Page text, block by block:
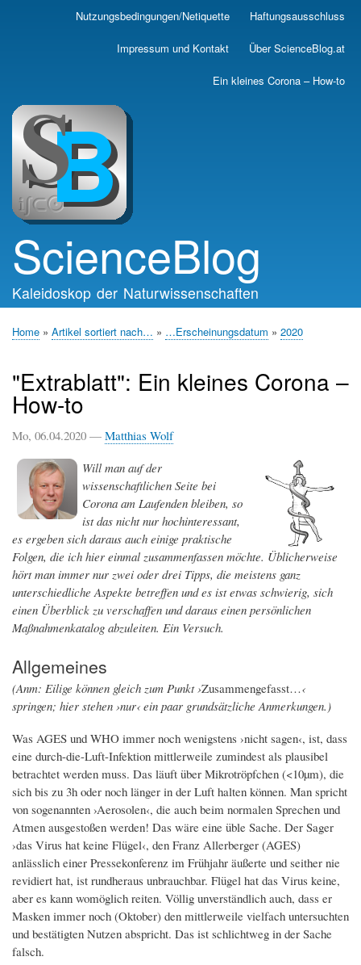
Skip
main
Nutzungsbedingungen/Netiquette Haftungsausschluss
Impressum und Kontakt Über ScienceBlog.at
Ein kleines Corona – How-to
ScienceBlog
Kaleidoskop der Naturwissenschaften
Home Artikel sortiert nach… …Erscheinungsdatum 2020
"Extrablatt": Ein kleines Corona –
How-to
Mo, 06.04.2020 — Matthias Wolf
Will man auf der
wissenschaftlichen Seite bei
Corona am Laufenden bleiben, so
ist das nicht nur hochinteressant,
es ergeben sich daraus auch einige praktische
Folgen, die ich hier einmal zusammenfassen möchte. Üblicherweise
hört man immer nur zwei oder drei Tipps, die meistens ganz
unterschiedliche Aspekte betreffen und es ist etwas schwierig, sich
einen Überblick zu verschaffen und daraus einen persönlichen
Maßnahmenkatalog abzuleiten. Ein Versuch.
Allgemeines
(Anm: Eilige können gleich zum Punkt ›Zusammengefasst…‹
springen; hier stehen ›nur‹ ein paar grundsätzliche Anmerkungen.)
Was AGES und WHO immer noch wenigstens ›nicht sagen‹, ist, dass
eine durch-die-Luft-Infektion mittlerweile zumindest als plausibel
betrachtet werden muss. Das läuft über Mikrotröpfchen (<10µm), die
sich bis zu 3h oder noch länger in der Luft halten können. Man spricht
von sogenannten ›Aerosolen‹, die auch beim normalen Sprechen und
Atmen ausgestoßen werden! Das wäre eine üble Sache. Der Sager
›das Virus hat keine Flügel‹, den Franz Allerberger (AGES)
anlässlich einer Pressekonferenz im Frühjahr äußerte und seither nie
revidiert hat, ist rundheraus unbrauchbar. Flügel hat das Virus keine,
aber es kann womöglich reiten. Völlig unverständlich auch, dass er
Masken immer noch (Oktober) den mittlerweile vielfach untersuchten
und bestätigten Nutzen abspricht. Das ist schlichtweg in der Sache
falsch.